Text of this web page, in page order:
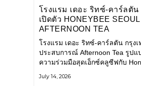
โรงแรม เดอะ ริทซ์-คาร์ลตัน
เปิดตัว HONEYBEE SEOUL
AFTERNOON TEA
COLLABORATION ณ คาเลโ
(CALEŌ) ชวนสัมผัสเสน่ห์ข
หวานร่วมสมัยจากกรุงโซล
โรงแรม เดอะ ริทซ์-คาร์ลตัน กรุง
ประสบการณ์ Afternoon Tea รูปแ
ความร่วมมือสุดเอ็กซ์คลูซีฟกับ
ดังจากกรุงโซล นำโดยเชฟอึนจอง
July 14, 2026